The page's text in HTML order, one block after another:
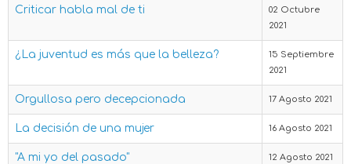
Criticar habla mal de ti
02 Octubre
2021
¿La juventud es más que la belleza?
15 Septiembre
2021
Orgullosa pero decepcionada 17 Agosto 2021
La decisión de una mujer 16 Agosto 2021
"A mi yo del pasado" 12 Agosto 2021